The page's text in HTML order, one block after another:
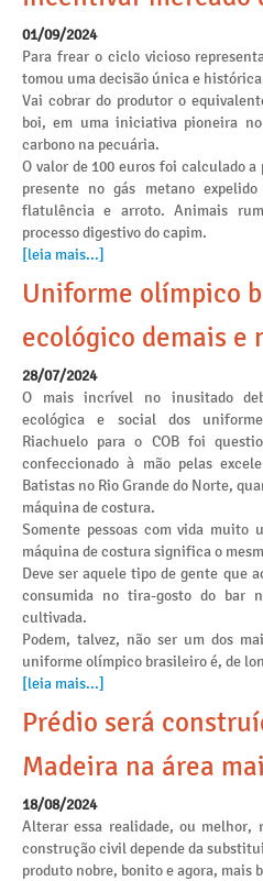
01/09/2024
Para frear o ciclo vicioso
tomou uma decisão única e
Vai cobrar do produtor o
boi, em uma iniciativa pioneira
carbono na pecuária.
O valor de 100 euros foi calculado
presente no gás metano
flatulência e arroto. Animais
processo digestivo do capim.
[leia mais...]
Uniforme olímpico
ecológico demais e
28/07/2024
O mais incrível no inusitado
ecológica e social dos
Riachuelo para o COB foi
confeccionado à mão pelas
Batistas no Rio Grande do Norte,
máquina de costura.
Somente pessoas com vida muito
máquina de costura significa o
Deve ser aquele tipo de gente que
consumida no tira-gosto do bar
cultivada.
Podem, talvez, não ser um dos
uniforme olímpico brasileiro é, de
[leia mais...]
Prédio será
Madeira na área
18/08/2024
Alterar essa realidade, ou melhor,
construção civil depende da
produto nobre, bonito e agora, mais